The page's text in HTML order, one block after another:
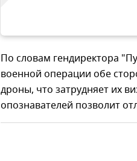
По словам гендиректора
военной операции обе
дроны, что затрудняет их
опознавателей позволит